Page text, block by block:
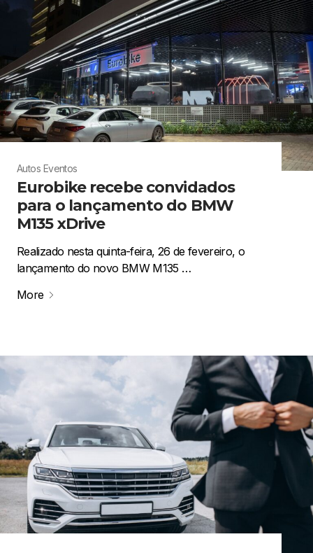
Autos Eventos
Eurobike recebe convidados
para o lançamento do BMW
M135 xDrive
Realizado nesta quinta-feira, 26 de fevereiro, o
lançamento do novo BMW M135 …
More